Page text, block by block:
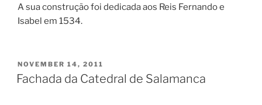
A sua construção foi dedicada aos Reis Fernando e
Isabel em 1534.
POSTED
ON
NOVEMBER 14, 2011
Fachada da Catedral de Salamanca